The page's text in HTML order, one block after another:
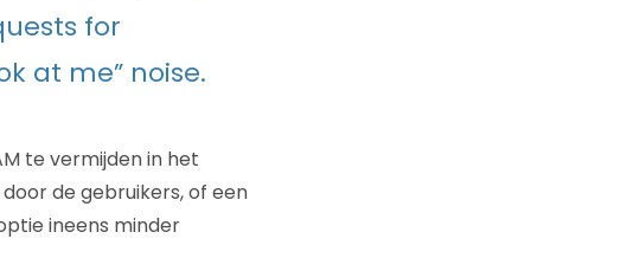
for
at me” noise.
te vermijden in het
de gebruikers, of een
ineens minder